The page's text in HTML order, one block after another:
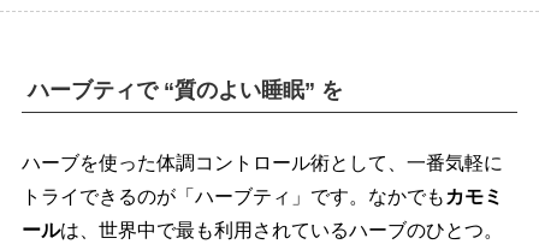
ハーブティで “質のよい睡眠” を
ハーブを使った体調コントロール術として、一番気軽に
トライできるのが「ハーブティ」です。なかでも カモミ
ールは、世界中で最も利用されているハーブのひとつ。